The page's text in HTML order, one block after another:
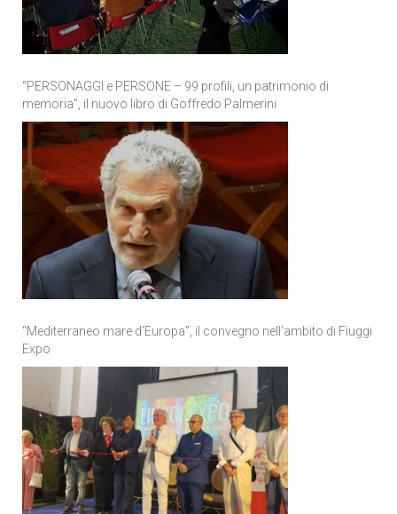
“PERSONAGGI e PERSONE – 99 profili, un patrimonio di
memoria”, il nuovo libro di Goffredo Palmerini
“Mediterraneo mare d’Europa”, il convegno nell’ambito di Fiuggi
Expo